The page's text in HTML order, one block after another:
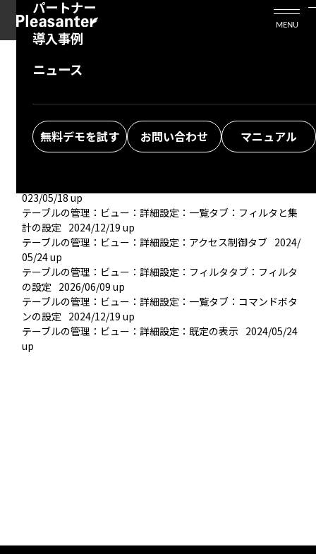
活用シーン
Enterprise Edition
パートナー
プリザンタービジネスを検討中の方
導入事例
ニュース
無料デモを試す お問い合わせ マニュアル
MENU
ビュー
テーブルの管理：ビュー：新規作成 2023/05/18 up
テーブルの管理：ビュー：詳細設定：ソータタブ：ソートの状
態を保持 2026/06/09 up
テーブルの管理：ビュー：詳細設定：フィルタタブ：フィルタ
023/05/18 up
テーブルの管理：ビュー：詳細設定：一覧タブ：フィルタと集
計の設定 2024/12/19 up
テーブルの管理：ビュー：詳細設定：アクセス制御タブ 2024/
05/24 up
テーブルの管理：ビュー：詳細設定：フィルタタブ：フィルタ
の設定 2026/06/09 up
テーブルの管理：ビュー：詳細設定：一覧タブ：コマンドボタ
ンの設定 2024/12/19 up
テーブルの管理：ビュー：詳細設定：既定の表示 2024/05/24
up